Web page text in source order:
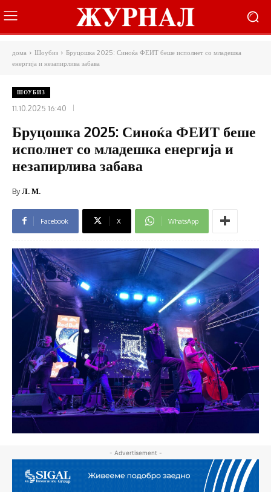
дома Шоубиз
Бруцошка 2025: Синоќа ФЕИТ беше исполнет со младешка
енергија и незапирлива забава
ШОУБИЗ
11.10.2025 16:40
Бруцошка 2025: Синоќа ФЕИТ беше
исполнет со младешка енергија и
незапирлива забава
ByЛ. М.
Facebook X WhatsApp
- Advertisement -